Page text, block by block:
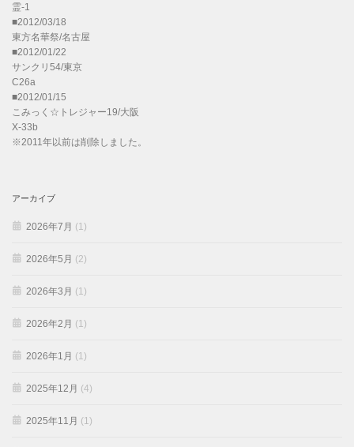
霊-1
■2012/03/18
東方名華祭/名古屋
■2012/01/22
サンクリ54/東京
C26a
■2012/01/15
こみっく☆トレジャー19/大阪
X-33b
※2011年以前は削除しました。
アーカイブ
2026年7月 (1)
2026年5月 (2)
2026年3月 (1)
2026年2月 (1)
2026年1月 (1)
2025年12月 (4)
2025年11月 (1)